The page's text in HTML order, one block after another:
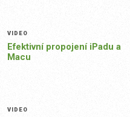
VIDEO
Efektivní propojení iPadu a
Macu
VIDEO